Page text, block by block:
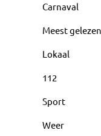
Carnaval
Meest gelezen
Lokaal
112
Sport
Weer